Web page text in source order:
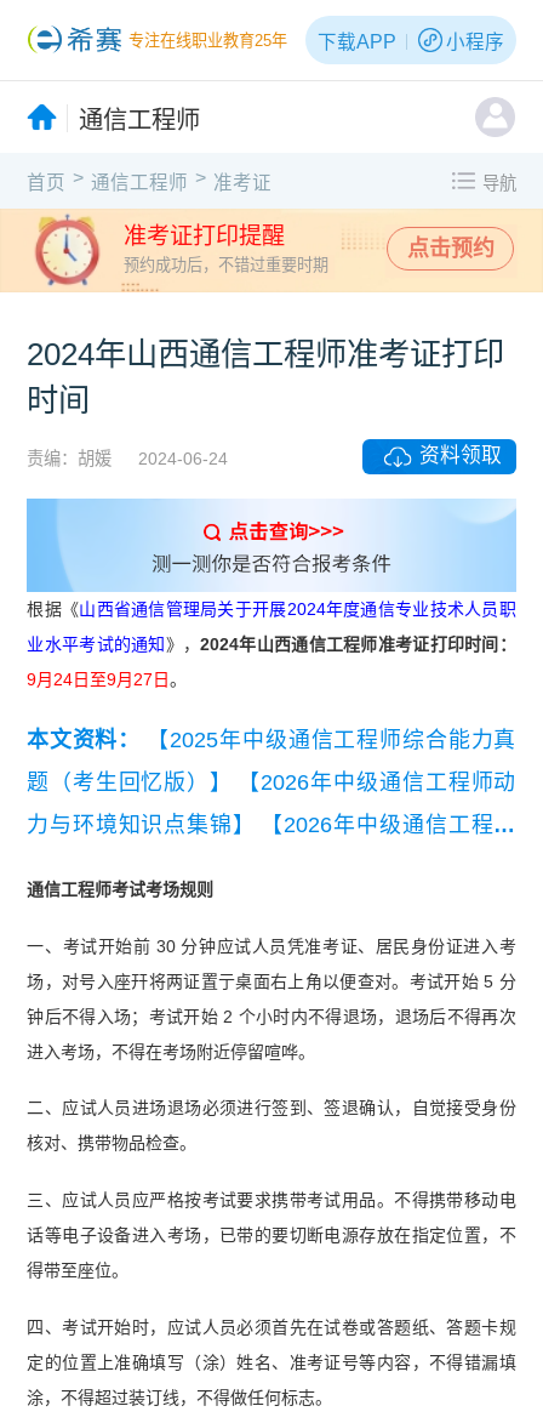
专注在线职业教育25年 下载APP 小程序
通信工程师
首页 > 通信工程师 > 准考证 导航
准考证打印提醒
预约成功后，不错过重要时期
点击预约
2024年山西通信工程师准考证打印
时间
责编：胡媛 2024-06-24 资料领取
根据《山西省通信管理局关于开展2024年度通信专业技术人员职
业水平考试的通知》，2024年山西通信工程师准考证打印时间：
9月24日至9月27日。
本文资料：
【2025年中级通信工程师综合能力真
题（考生回忆版）】
【2026年中级通信工程师动
力与环境知识点集锦】
【2026年中级通信工程师
实务真题及答案汇编】
通信工程师考试考场规则
一、考试开始前 30 分钟应试人员凭准考证、居民身份证进入考
场，对号入座幵将两证置亍桌面右上角以便查对。考试开始 5 分
钟后不得入场；考试开始 2 个小时内不得退场，退场后不得再次
进入考场，不得在考场附近停留喧哗。
二、应试人员进场退场必须进行签到、签退确认，自觉接受身份
核对、携带物品检查。
三、应试人员应严格按考试要求携带考试用品。不得携带移动电
话等电子设备进入考场，已带的要切断电源存放在指定位置，不
得带至座位。
四、考试开始时，应试人员必须首先在试卷或答题纸、答题卡规
定的位置上准确填写（涂）姓名、准考证号等内容，不得错漏填
涂，不得超过装订线，不得做任何标志。